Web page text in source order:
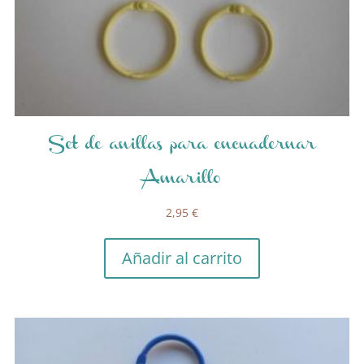
Set de anillas para encuadernar
Amarillo
2,95 €
Añadir al carrito